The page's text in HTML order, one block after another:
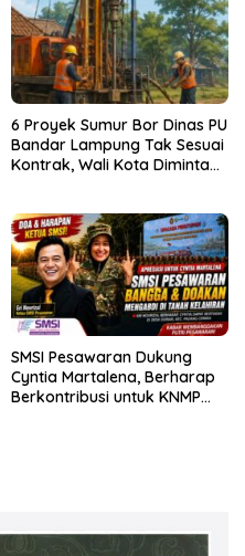
6 Proyek Sumur Bor Dinas PU
Bandar Lampung Tak Sesuai
Kontrak, Wali Kota Diminta
SMSI Pesawaran Dukung
Cyntia Martalena, Berharap
Berkontribusi untuk KNMP